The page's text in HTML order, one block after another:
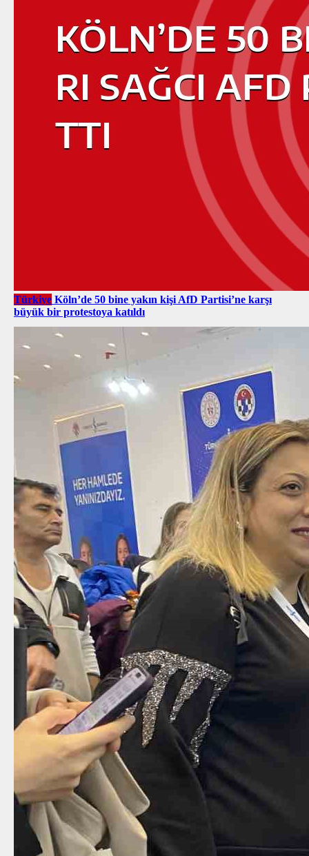
Türkiye Köln’de 50 bine yakın kişi AfD Partisi’ne karşı
büyük bir protestoya katıldı